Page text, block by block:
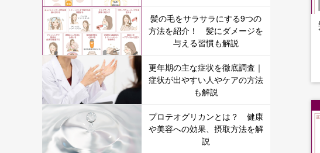
髪の毛をサラサラにする9つの
方法を紹介！ 髪にダメージを
与える習慣も解説
更年期の主な症状を徹底調査｜
症状が出やすい人やケアの方法
も解説
プロテオグリカンとは？ 健康
や美容への効果、摂取方法を解
説